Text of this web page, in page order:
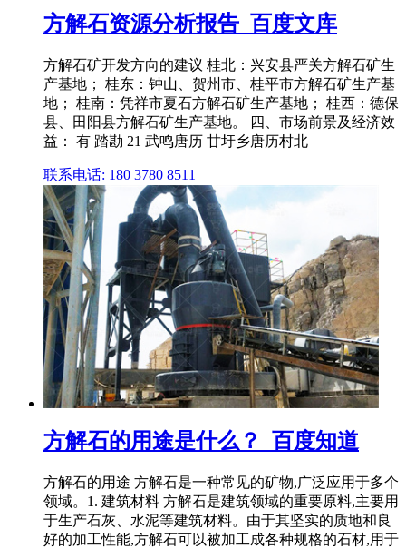
方解石资源分析报告_百度文库
方解石矿开发方向的建议 桂北：兴安县严关方解石矿生
产基地； 桂东：钟山、贺州市、桂平市方解石矿生产基
地； 桂南：凭祥市夏石方解石矿生产基地； 桂西：德保
县、田阳县方解石矿生产基地。 四、市场前景及经济效
益： 有 踏勘 21 武鸣唐历 甘圩乡唐历村北
联系电话: 180 3780 8511
方解石的用途是什么？_百度知道
方解石的用途 方解石是一种常见的矿物,广泛应用于多个
领域。1. 建筑材料 方解石是建筑领域的重要原料,主要用
于生产石灰、水泥等建筑材料。由于其坚实的质地和良
好的加工性能,方解石可以被加工成各种规格的石材,用于